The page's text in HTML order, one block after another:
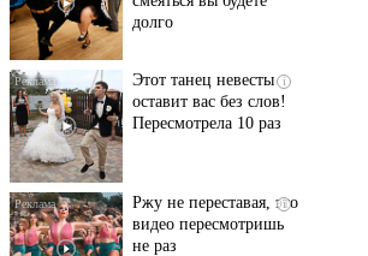
Пересмотрела 10 раз
не раз